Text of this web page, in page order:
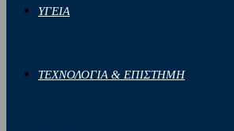
ΥΓΕΙΑ
ΤΕΧΝΟΛΟΓΙΑ & ΕΠΙΣΤΗΜΗ